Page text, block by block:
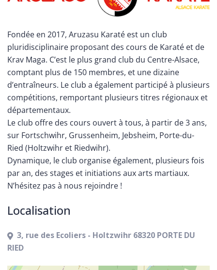
Fondée en 2017, Aruzasu Karaté est un club
pluridisciplinaire proposant des cours de Karaté et de
Krav Maga. C’est le plus grand club du Centre-Alsace,
comptant plus de 150 membres, et une dizaine
d’entraîneurs. Le club a également participé à plusieurs
compétitions, remportant plusieurs titres régionaux et
départementaux.
Le club offre des cours ouvert à tous, à partir de 3 ans,
sur Fortschwihr, Grussenheim, Jebsheim, Porte-du-
Ried (Holtzwihr et Riedwihr).
Dynamique, le club organise également, plusieurs fois
par an, des stages et initiations aux arts martiaux.
N’hésitez pas à nous rejoindre !
Localisation
3, rue des Ecoliers - Holtzwihr 68320 PORTE DU
RIED